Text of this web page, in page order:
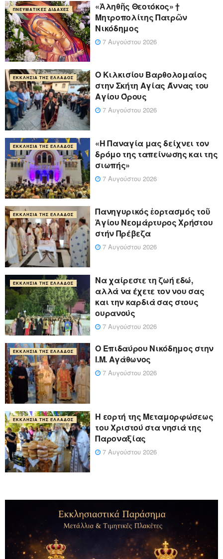
ΠΝΕΥΜΑΤΙΚΈΣ ΔΙΔΑΧΈΣ
«Ἀληθῆς Θεοτόκος» †
Μητροπολίτης Πατρῶν
Νικόδημος
7 Αυγούστου 2026
ΕΚΚΛΗΣΊΑ ΤΗΣ ΕΛΛΆΔΟΣ
Ο Κιλκισίου Βαρθολομαίος
στην Σκήτη Αγίας Άννας του
Αγίου Όρους
7 Αυγούστου 2026
ΕΚΚΛΗΣΊΑ ΤΗΣ ΕΛΛΆΔΟΣ
«Η Παναγία μας δείχνει τον
δρόμο της ταπείνωσης και της
σιωπής»
7 Αυγούστου 2026
ΕΚΚΛΗΣΊΑ ΤΗΣ ΕΛΛΆΔΟΣ
Πανηγυρικός ἑορτασμός τοῦ
Ἁγίου Νεομάρτυρος Χρήστου
στήν Πρέβεζα
7 Αυγούστου 2026
ΕΚΚΛΗΣΊΑ ΤΗΣ ΕΛΛΆΔΟΣ
Να χαίρεστε τη ζωή εδώ,
αλλά να έχετε τον νου σας
και την καρδιά σας στους
ουρανούς
7 Αυγούστου 2026
ΕΚΚΛΗΣΊΑ ΤΗΣ ΕΛΛΆΔΟΣ
Ο Επιδαύρου Νικόδημος στην
Ι.Μ. Αγάθωνος
7 Αυγούστου 2026
ΕΚΚΛΗΣΊΑ ΤΗΣ ΕΛΛΆΔΟΣ
Η εορτή της Μεταμορφώσεως
του Χριστού στα νησιά της
Παροναξίας
7 Αυγούστου 2026